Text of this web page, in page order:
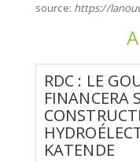
source: https://
RDC : LE
FINANCERA
KATENDE